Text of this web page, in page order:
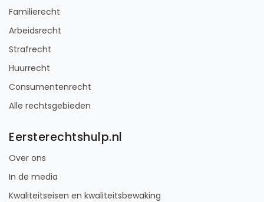
Familierecht
Arbeidsrecht
Strafrecht
Huurrecht
Consumentenrecht
Alle rechtsgebieden
Eersterechtshulp.nl
Over ons
In de media
Kwaliteitseisen en kwaliteitsbewaking